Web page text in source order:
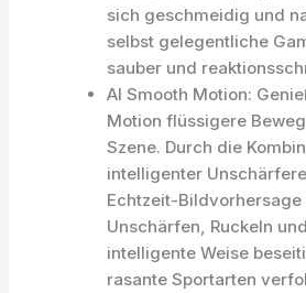
sich geschmeidig und
selbst gelegentliche
sauber und
AI Smooth Motion:
Motion flüssigere
Szene. Durch die
intelligenter
Echtzeit-Bildvorhersage
Unschärfen, Ruckeln
intelligente Weise
rasante Sportarten